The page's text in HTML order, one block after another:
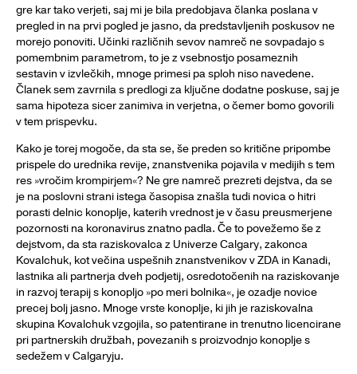
gre kar tako verjeti, saj mi je bila predobjava članka poslana v
pregled in na prvi pogled je jasno, da predstavljenih poskusov ne
morejo ponoviti. Učinki različnih sevov namreč ne sovpadajo s
pomembnim parametrom, to je z vsebnostjo posameznih
sestavin v izvlečkih, mnoge primesi pa sploh niso navedene.
Članek sem zavrnila s predlogi za ključne dodatne poskuse, saj je
sama hipoteza sicer zanimiva in verjetna, o čemer bomo govorili
v tem prispevku.
Kako je torej mogoče, da sta se, še preden so kritične pripombe
prispele do urednika revije, znanstvenika pojavila v medijih s tem
res »vročim krompirjem«? Ne gre namreč prezreti dejstva, da se
je na poslovni strani istega časopisa znašla tudi novica o hitri
porasti delnic konoplje, katerih vrednost je v času preusmerjene
pozornosti na koronavirus znatno padla. Če to povežemo še z
dejstvom, da sta raziskovalca z Univerze Calgary, zakonca
Kovalchuk, kot večina uspešnih znanstvenikov v ZDA in Kanadi,
lastnika ali partnerja dveh podjetij, osredotočenih na raziskovanje
in razvoj terapij s konopljo »po meri bolnika«, je ozadje novice
precej bolj jasno. Mnoge vrste konoplje, ki jih je raziskovalna
skupina Kovalchuk vzgojila, so patentirane in trenutno licencirane
pri partnerskih družbah, povezanih s proizvodnjo konoplje s
sedežem v Calgaryju.